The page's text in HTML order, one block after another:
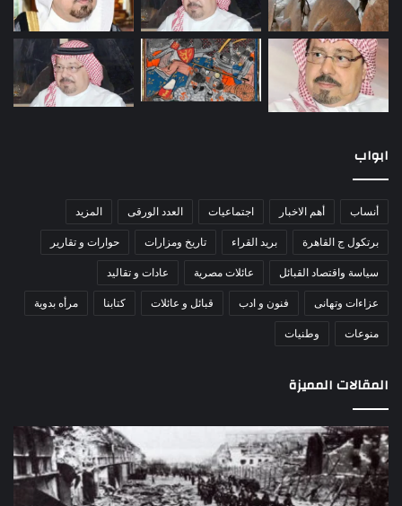
ابواب
أنساب أهم الاخبار اجتماعيات العدد الورقى المزيد
برتكول ج القاهرة بريد القراء تاريخ ومزارات حوارات و تقارير
سياسة واقتصاد القبائل عائلات مصرية عادات و تقاليد
عزاءات وتهانى فنون و ادب قبائل و عائلات كتابنا مرأه بدوية
منوعات وطنيات
المقالات المميزة
مذبحة
اللد..
القصة
الكاملة